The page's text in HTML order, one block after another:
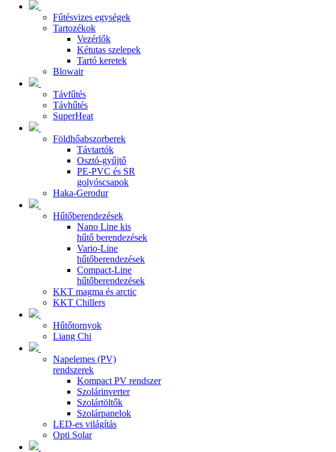
Fűtésvizes egységek
Tartozékok
Vezérlők
Kétutas szelepek
Tartó keretek
Blowair
Távfűtés
Távhűtés
SuperHeat
Földhőabszorberek
Távtartók
Osztó-gyűjtő
PE-PVC és SR
golyóscsapok
Haka-Gerodur
Hűtőberendezések
Nano Line kis
hűtő berendezések
Vario-Line
hűtőberendezések
Compact-Line
hűtőberendezések
KKT magma és arctic
KKT Chillers
Hűtőtornyok
Liang Chi
Napelemes (PV)
rendszerek
Kompact PV rendszer
Szolárinverter
Szolártöltők
Szolárpanelok
LED-es világítás
Opti Solar